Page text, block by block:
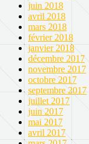
juin 2018
avril 2018
mars 2018
février 2018
janvier 2018
décembre 2017
novembre 2017
octobre 2017
septembre 2017
juillet 2017
juin 2017
mai 2017
avril 2017